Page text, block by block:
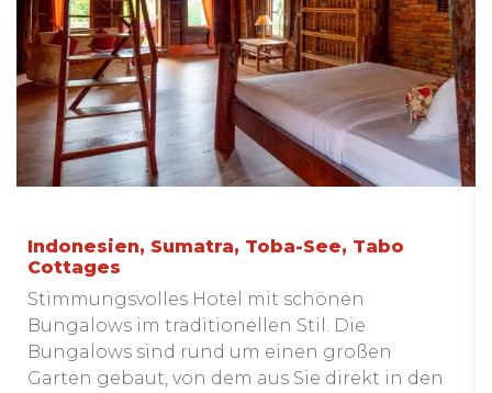
Indonesien, Sumatra, Toba-See, Tabo
Cottages
Stimmungsvolles Hotel mit schönen
Bungalows im traditionellen Stil. Die
Bungalows sind rund um einen großen
Garten gebaut, von dem aus Sie direkt in den